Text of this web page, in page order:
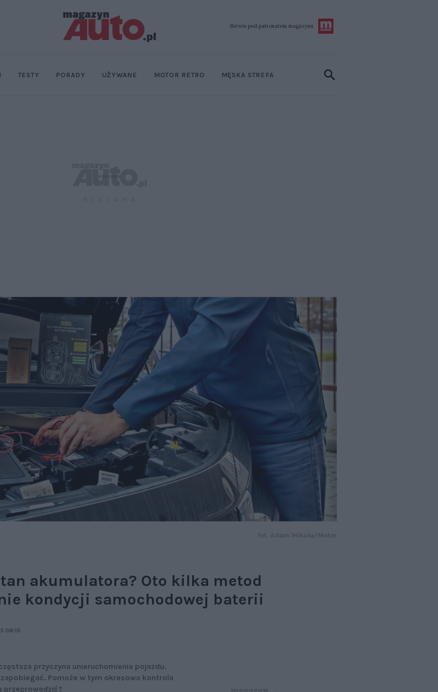
Serwis pod patronatem magazynu
MOTOR RETRO
TESTY PORADY UŻYWANE MĘSKA STREFA
akumulatora? Oto kilka metod
kondycji samochodowej baterii
08:15
przyczyna unieruchomienia pojazdu.
Pomoże w tym okresowa kontrola
przeprowadzić?